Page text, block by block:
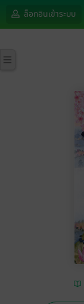
ล็อกอินเข้าระบบ